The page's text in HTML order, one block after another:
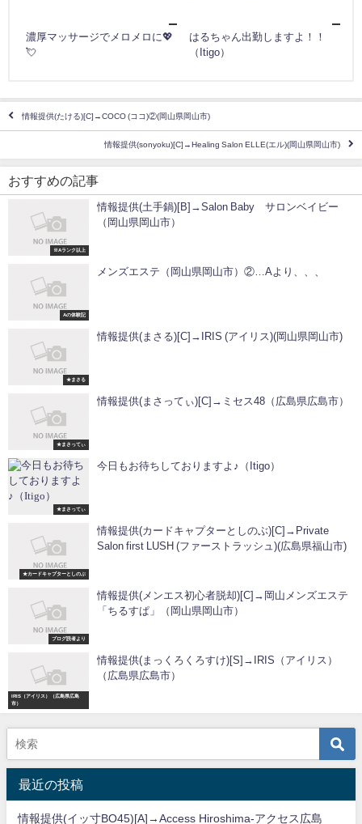
濃厚マッサージでメロメロに💖
💘
はるちゃん出勤しますよ！！
（Itigo）
情報提供(たける)[C]→COCO (ココ)②(岡山県岡山市)
情報提供(sonyoku)[C]→Healing Salon ELLE(エル)(岡山県岡山市)
おすすめの記事
※Aランク以上
情報提供(土手鍋)[B]→Salon Baby サロンベイビー
（岡山県岡山市）
Aの体験記
メンズエステ（岡山県岡山市）②…Aより、、、
★まさる
情報提供(まさる)[C]→IRIS (アイリス)(岡山県岡山市)
★まさってぃ
情報提供(まさってぃ)[C]→ミセス48（広島県広島市）
★まさってぃ
今日もお待ちしておりますよ♪（Itigo）
★カードキャプターとしのぶ
情報提供(カードキャプターとしのぶ)[C]→Private
Salon first LUSH (ファーストラッシュ)(広島県福山市)
ブログ読者より
情報提供(メンエス初心者脱却)[C]→岡山メンズエステ
「ちるすぱ」（岡山県岡山市）
IRIS（アイリス）（広島県広島
市）
情報提供(まっくろくろすけ)[S]→IRIS（アイリス）
（広島県広島市）
最近の投稿
情報提供(イッ寸BO45)[A]→Access Hiroshima-アクセス広島